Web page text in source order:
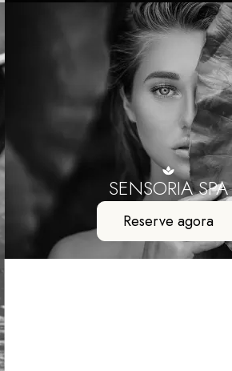
SENSORIA SPA
Reserve agora